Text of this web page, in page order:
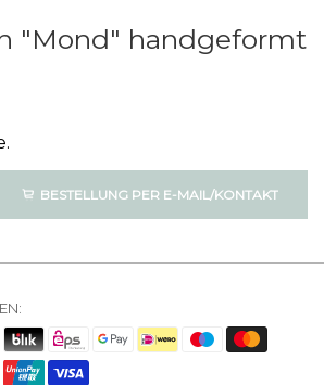
"Mond" handgeformt
BESTELLUNG PER E-MAIL/KONTAKT